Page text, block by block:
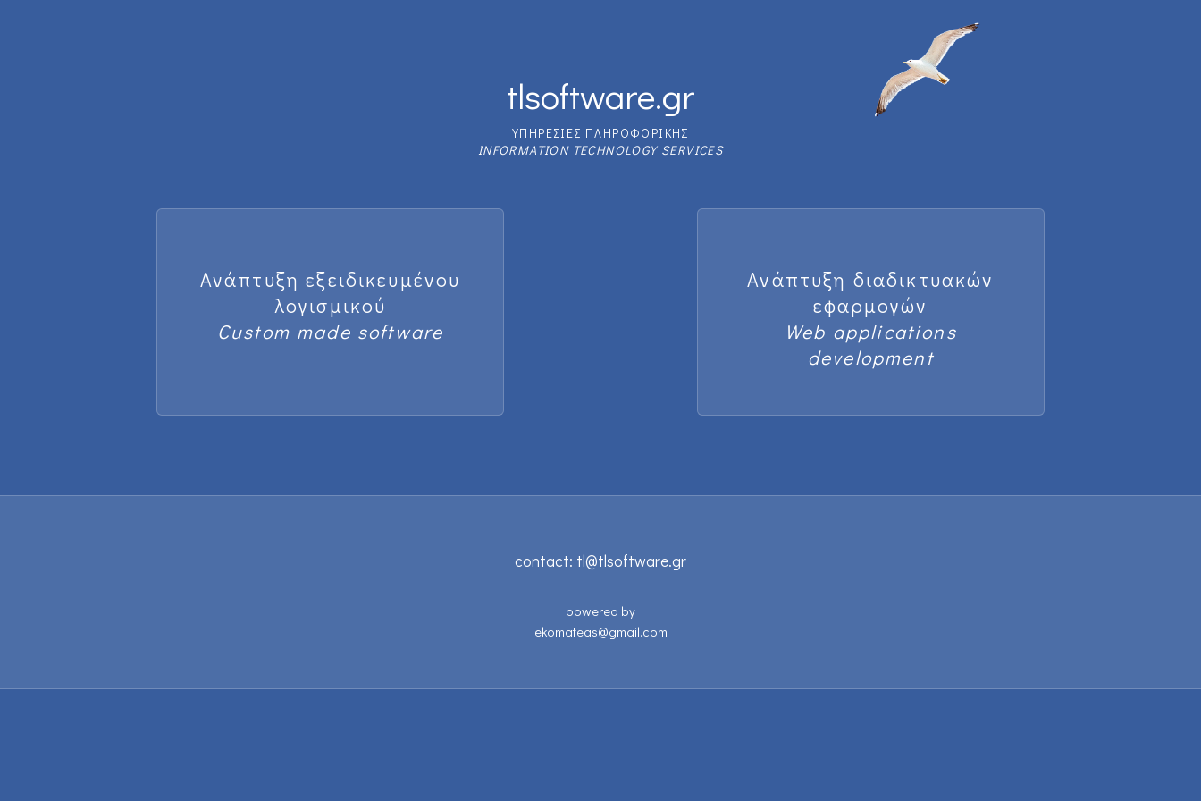
tlsoftware.gr
ΥΠΗΡΕΣΙΕΣ ΠΛΗΡΟΦΟΡΙΚΗΣ
INFORMATION TECHNOLOGY SERVICES
Ανάπτυξη εξειδικευμένου
λογισμικού
Custom made software
Ανάπτυξη διαδικτυακών
εφαρμογών
Web applications
development
contact: tl@tlsoftware.gr
powered by
ekomateas@gmail.com